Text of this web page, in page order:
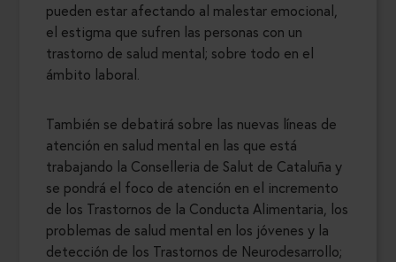
pueden estar afectando al malestar emocional,
el estigma que sufren las personas con un
trastorno de salud mental; sobre todo en el
ámbito laboral.
También se debatirá sobre las nuevas líneas de
atención en salud mental en las que está
trabajando la Conselleria de Salut de Cataluña y
se pondrá el foco de atención en el incremento
de los Trastornos de la Conducta Alimentaria, los
problemas de salud mental en los jóvenes y la
detección de los Trastornos de Neurodesarrollo;